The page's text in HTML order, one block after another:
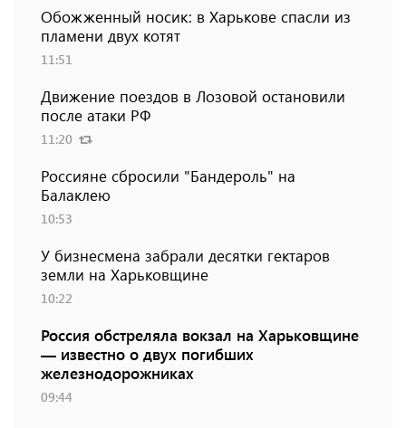
Обожженный носик: в Харькове спасли из
пламени двух котят
11:51
Движение поездов в Лозовой остановили
после атаки РФ
11:20
Россияне сбросили "Бандероль" на
Балаклею
10:53
У бизнесмена забрали десятки гектаров
земли на Харьковщине
10:22
Россия обстреляла вокзал на Харьковщине
— известно о двух погибших
железнодорожниках
09:44